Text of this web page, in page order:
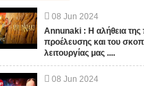
08 Jun 2024
Annunaki : Η αλήθεια της
προέλευσης και του
λειτουργίας μας ....
08 Jun 2024